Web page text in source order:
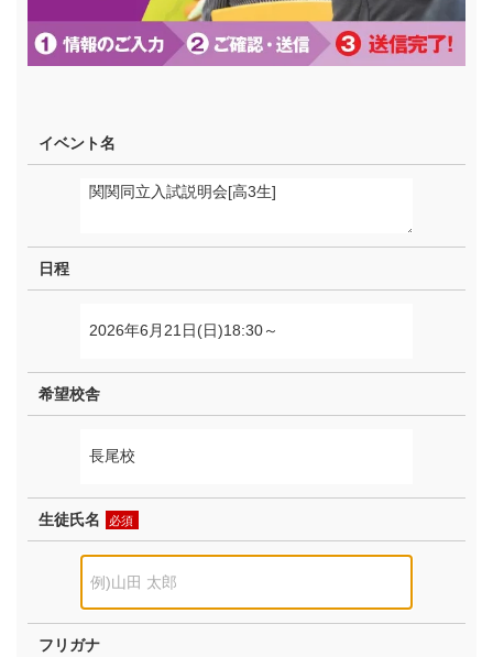
イベント名
日程
希望校舎
生徒氏名 必須
フリガナ